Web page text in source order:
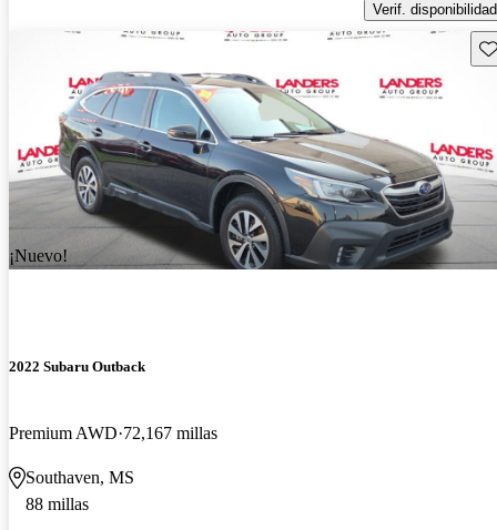
Verif. disponibilidad
¡Nuevo!
2022 Subaru Outback
Premium AWD 72,167 millas
Southaven, MS
88 millas